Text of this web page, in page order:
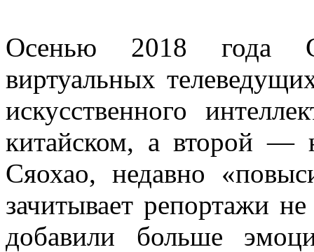
Осенью 2018 года
виртуальных
искусственного
китайском, а второй —
Сяохао, недавно
зачитывает репортажи
добавили больше